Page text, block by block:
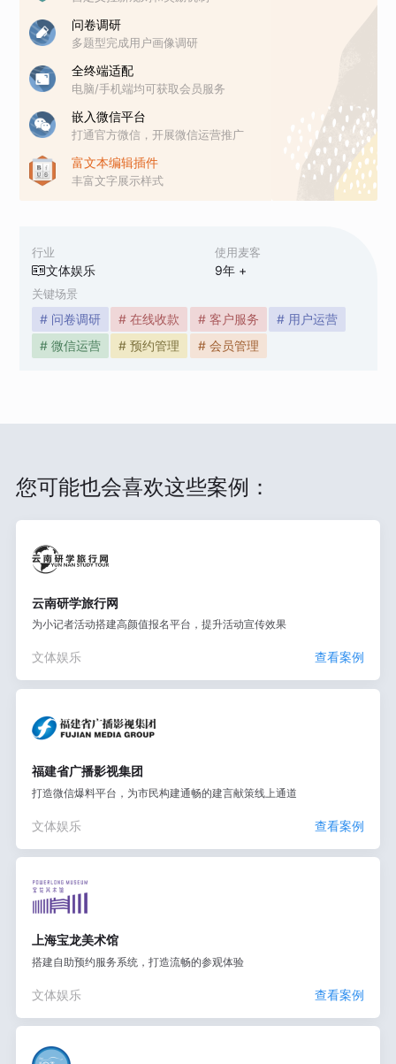
行业
文体娱乐
使用麦客
9年 +
关键场景
# 问卷调研 # 在线收款 # 客户服务
# 用户运营
# 微信运营
# 预约管理 # 会员管理
问卷调研
多题型完成用户画像调研
全终端适配
电脑/手机端均可获取会员服务
嵌入微信平台
打通官方微信，开展微信运营推广
富文本编辑插件
丰富文字展示样式
您可能也会喜欢这些案例：
云南研学旅行网
为小记者活动搭建高颜值报名平台，提升活动宣传效果
文体娱乐 查看案例
福建省广播影视集团
打造微信爆料平台，为市民构建通畅的建言献策线上通道
文体娱乐 查看案例
上海宝龙美术馆
搭建自助预约服务系统，打造流畅的参观体验
文体娱乐 查看案例